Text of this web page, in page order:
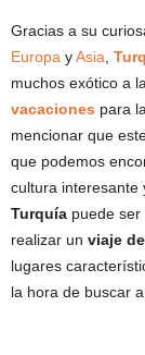
Gracias a su
Europa yAsia
muchos exótico a
vacaciones para
mencionar que
que podemos
cultura interesante
Turquía puede
realizar un viaje
lugares
la hora de buscar